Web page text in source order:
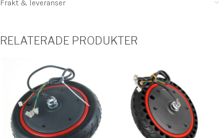
Frakt & leveranser
RELATERADE PRODUKTER